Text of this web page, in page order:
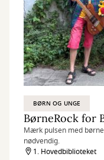
BØRN OG UNGE
Mærk pulsen med
nødvendig.
1. Hovedbiblioteket